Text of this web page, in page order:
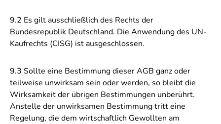
9.2 Es gilt ausschließlich des Rechts der
Bundesrepublik Deutschland. Die Anwendung des UN-
Kaufrechts (CISG) ist ausgeschlossen.
9.3 Sollte eine Bestimmung dieser AGB ganz oder
teilweise unwirksam sein oder werden, so bleibt die
Wirksamkeit der übrigen Bestimmungen unberührt.
Anstelle der unwirksamen Bestimmung tritt eine
Regelung, die dem wirtschaftlich Gewollten am